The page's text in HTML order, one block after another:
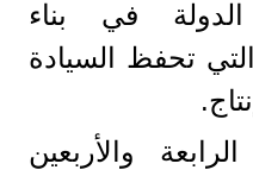
في بناء
تحفظ السيادة
والأربعين